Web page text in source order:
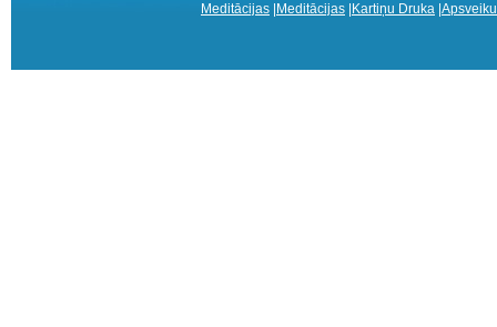
Meditācijas Meditācijas Kartiņu Druka